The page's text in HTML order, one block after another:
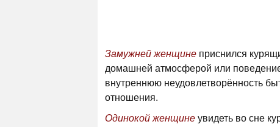
Замужней женщине приснился
домашней атмосферой или
внутреннюю неудовлетворённость
отношения.
Одинокой женщине увидеть во сне